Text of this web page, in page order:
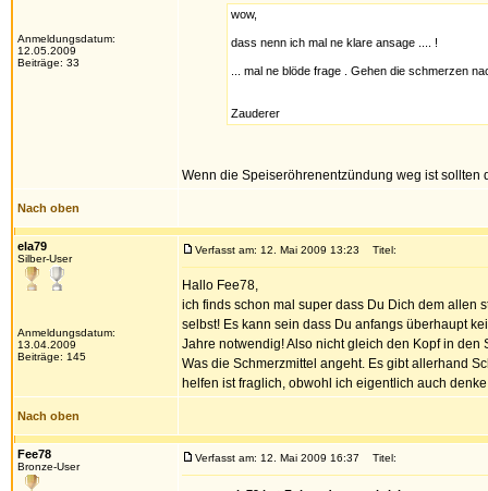
Anmeldungsdatum:
12.05.2009
Beiträge: 33
wow,
dass nenn ich mal ne klare ansage .... !
... mal ne blöde frage . Gehen die schmerzen
Zauderer
Wenn die Speiseröhrenentzündung weg ist
Nach oben
ela79
Silber-User
Anmeldungsdatum:
13.04.2009
Beiträge: 145
Verfasst am: 12. Mai 2009 13:23 Titel:
Hallo Fee78,
ich finds schon mal super dass Du Dich dem allen
selbst! Es kann sein dass Du anfangs überhaupt
Jahre notwendig! Also nicht gleich den Kopf in
Was die Schmerzmittel angeht. Es gibt allerhand
helfen ist fraglich, obwohl ich eigentlich auch
Nach oben
Fee78
Bronze-User
Verfasst am: 12. Mai 2009 16:37 Titel: